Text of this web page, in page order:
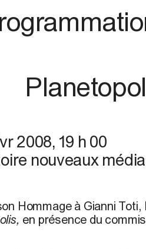
2008, 19 h 00
nouveaux
Hommage à Gianni
en présence du